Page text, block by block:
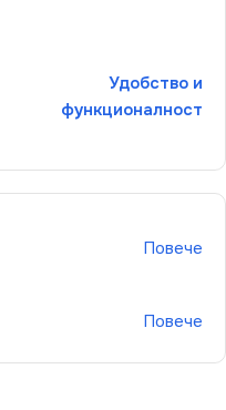
Удобство и
функционалност
Повече
Повече